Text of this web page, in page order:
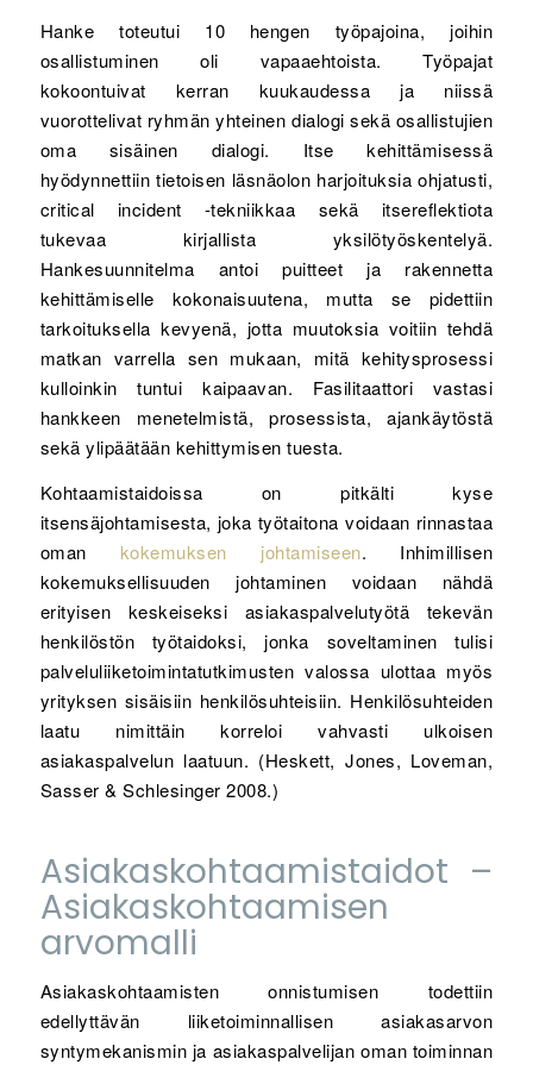
Hanke toteutui 10 hengen työpajoina, joihin
osallistuminen oli vapaaehtoista. Työpajat
kokoontuivat kerran kuukaudessa ja niissä
vuorottelivat ryhmän yhteinen dialogi sekä osallistujien
oma sisäinen dialogi. Itse kehittämisessä
hyödynnettiin tietoisen läsnäolon harjoituksia ohjatusti,
critical incident -tekniikkaa sekä itsereflektiota
tukevaa kirjallista yksilötyöskentelyä.
Hankesuunnitelma antoi puitteet ja rakennetta
kehittämiselle kokonaisuutena, mutta se pidettiin
tarkoituksella kevyenä, jotta muutoksia voitiin tehdä
matkan varrella sen mukaan, mitä kehitysprosessi
kulloinkin tuntui kaipaavan. Fasilitaattori vastasi
hankkeen menetelmistä, prosessista, ajankäytöstä
sekä ylipäätään kehittymisen tuesta.
Kohtaamistaidoissa on pitkälti kyse
itsensäjohtamisesta, joka työtaitona voidaan rinnastaa
oman kokemuksen johtamiseen. Inhimillisen
kokemuksellisuuden johtaminen voidaan nähdä
erityisen keskeiseksi asiakaspalvelutyötä tekevän
henkilöstön työtaidoksi, jonka soveltaminen tulisi
palveluliiketoimintatutkimusten valossa ulottaa myös
yrityksen sisäisiin henkilösuhteisiin. Henkilösuhteiden
laatu nimittäin korreloi vahvasti ulkoisen
asiakaspalvelun laatuun. (Heskett, Jones, Loveman,
Sasser & Schlesinger 2008.)
Asiakaskohtaamistaidot –
Asiakaskohtaamisen
arvomalli
Asiakaskohtaamisten onnistumisen todettiin
edellyttävän liiketoiminnallisen asiakasarvon
syntymekanismin ja asiakaspalvelijan oman toiminnan